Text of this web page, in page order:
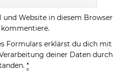
und Website in diesem Browser
Formulars erklärst du dich mit
deiner Daten durch
*